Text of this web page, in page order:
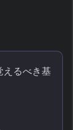
えるべき基